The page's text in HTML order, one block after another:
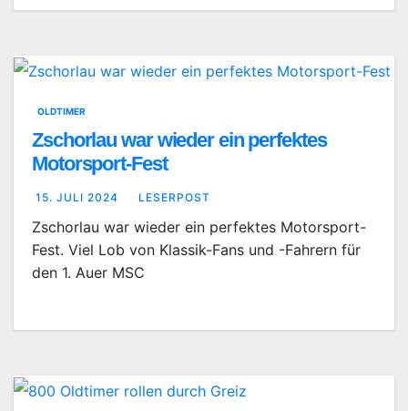
OLDTIMER
Zschorlau war wieder ein perfektes
Motorsport-Fest
15. JULI 2024 LESERPOST
Zschorlau war wieder ein perfektes Motorsport-
Fest. Viel Lob von Klassik-Fans und -Fahrern für
den 1. Auer MSC